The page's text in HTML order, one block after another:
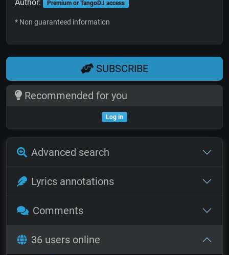
Author: Premium or TangoDJ access
* Non guaranteed information
SUBSCRIBE
Recommended for you
Log in
Advanced search
Lyrics annotations
Comments
36 users online